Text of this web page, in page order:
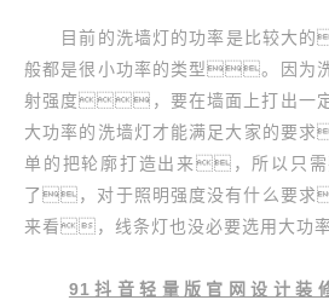
目前的洗墙灯的功率是比较大
般都是很小功率的类型。因为
射强度，要在墙面上打出一
大功率的洗墙灯才能满足大家的要
单的把轮廓打造出来，所以只需
了，对于照明强度没有什么要求
来看，线条灯也没必要选用大
91抖音轻量版官网设计装